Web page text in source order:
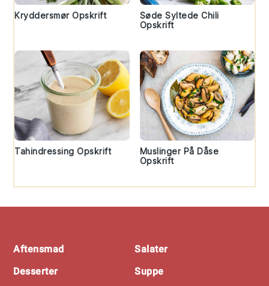
Kryddersmør Opskrift
Søde Syltede Chili
Opskrift
Tahindressing Opskrift
Muslinger På Dåse
Opskrift
Aftensmad
Desserter
Salater
Suppe